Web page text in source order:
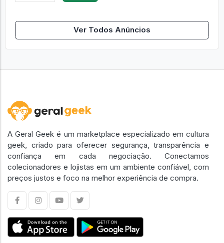
Ver Todos Anúncios
A Geral Geek é um marketplace especializado em cultura
geek, criado para oferecer segurança, transparência e
confiança em cada negociação. Conectamos
colecionadores e lojistas em um ambiente confiável, com
preços justos e foco na melhor experiência de compra.